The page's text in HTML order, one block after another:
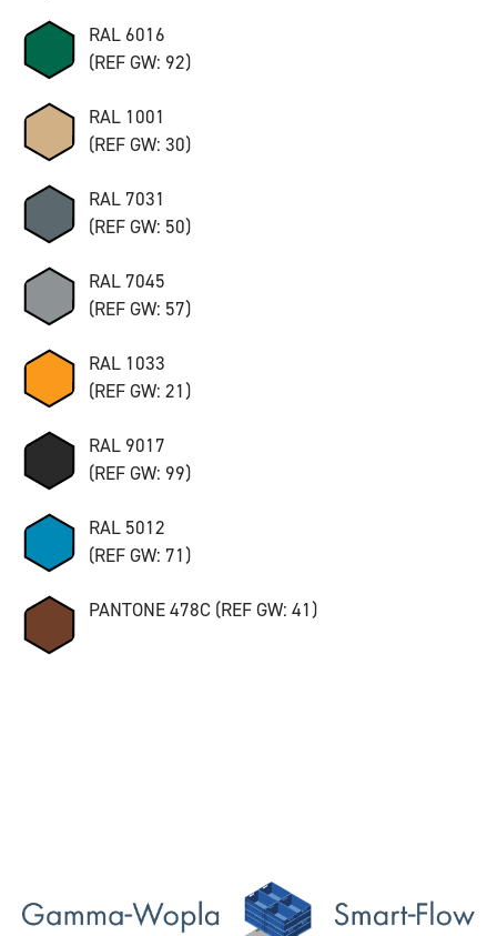
RAL 6016
(REF GW: 92)
RAL 1001
(REF GW: 30)
RAL 7031
(REF GW: 50)
RAL 7045
(REF GW: 57)
RAL 1033
(REF GW: 21)
RAL 9017
(REF GW: 99)
RAL 5012
(REF GW: 71)
PANTONE 478C (REF GW: 41)